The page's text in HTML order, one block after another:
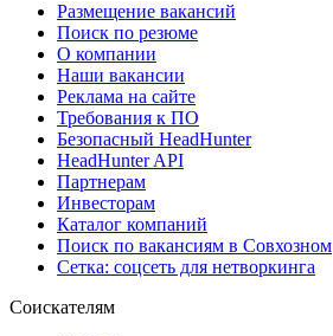
Размещение вакансий
Поиск по резюме
О компании
Наши вакансии
Реклама на сайте
Требования к ПО
Безопасный HeadHunter
HeadHunter API
Партнерам
Инвесторам
Каталог компаний
Поиск по вакансиям в Совхозном
Сетка: соцсеть для нетворкинга
Соискателям